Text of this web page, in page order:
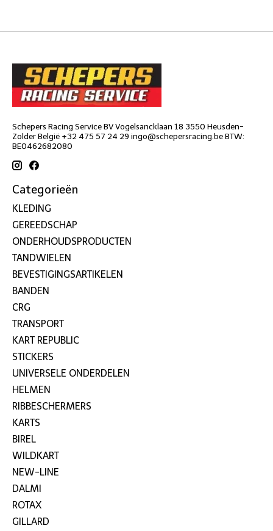
Schepers Racing Service BV Vogelsancklaan 18 3550 Heusden-
Zolder België +32 475 57 24 29 ingo@schepersracing.beBTW:
BE0462682080
Categorieën
KLEDING
GEREEDSCHAP
ONDERHOUDSPRODUCTEN
TANDWIELEN
BEVESTIGINGSARTIKELEN
BANDEN
CRG
TRANSPORT
KART REPUBLIC
STICKERS
UNIVERSELE ONDERDELEN
HELMEN
RIBBESCHERMERS
KARTS
BIREL
WILDKART
NEW-LINE
DALMI
ROTAX
GILLARD